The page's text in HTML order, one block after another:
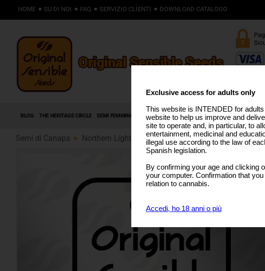
HOME SU DI NOI FAQ SERVIZIO CLIENTI DOWNLOAD CATALOGO
BLOG THE HERITAGE CIRCLE SEMI FEMMINIZZATI SEMI AUTOFIORENTI SEMI ALTO THC LINEA
Semi di Canapa Northern Light Fast (89)
Exclusive access for adults only
This website is INTENDED for
website to help us improve and
site to operate and, in particular, to
entertainment, medicinal and
illegal use according to the law of
Spanish legislation.
By confirming your age and clicking
your computer. Confirmation that
relation to cannabis.
Accedi, ho 18 anni o più